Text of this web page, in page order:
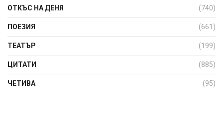
ОТКЪС НА ДЕНЯ (740)
ПОЕЗИЯ (661)
ТЕАТЪР (199)
ЦИТАТИ (885)
ЧЕТИВА (95)